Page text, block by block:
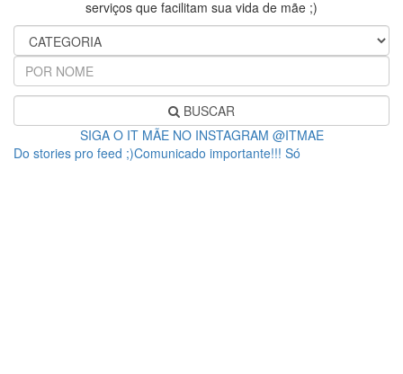
serviços que facilitam sua vida de mãe ;)
BUSCAR
SIGA O IT MÃE NO INSTAGRAM @ITMAE
Do stories pro feed ;)Comunicado importante!!! Só